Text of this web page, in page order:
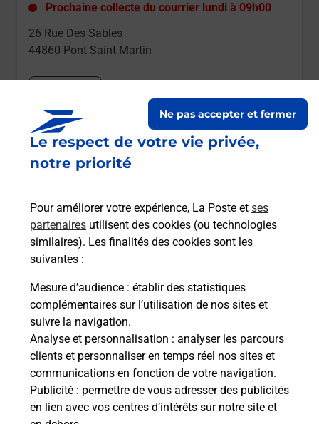
Le respect de votre vie privée,
notre priorité
Pour améliorer votre expérience, La Poste et ses
partenaires utilisent des cookies (ou technologies
similaires). Les finalités des cookies sont les
suivantes :
Mesure d’audience : établir des statistiques
complémentaires sur l’utilisation de nos sites et
suivre la navigation.
Analyse et personnalisation : analyser les parcours
clients et personnaliser en temps réel nos sites et
communications en fonction de votre navigation.
Publicité : permettre de vous adresser des publicités
en lien avec vos centres d’intérêts sur notre site et
Ne pas accepter et fermer
Prochaine collecte du courrier lundi à 09h00
26 Rue Des Sables
44860 Pont Saint Martin
Boîte aux lettres La Poste
Prochaine collecte du courrier
11 Rue De La Flamme Olympique
Pont Saint Martin
Itinéraire
Le lien s'ouvre dans un nouvel onglet
Boîte aux lettres La Poste
Prochaine collecte du courrierlundià 09h00
4 Rue Du Pays De Retz
44860
Pont Saint Martin
Itinéraire
Le lien s'ouvre dans un nouvel onglet